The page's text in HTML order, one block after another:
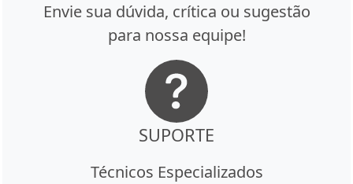
Envie sua dúvida, crítica ou sugestão
para nossa equipe!
SUPORTE
Técnicos Especializados